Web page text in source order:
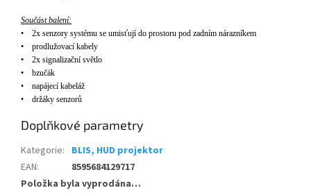
Součást balení:
• 2x senzory systému se umisťují do prostoru pod zadním nárazníkem
• prodlužovací kabely
• 2x signalizační světlo
• bzučák
• napájecí kabeláž
• držáky senzorů
Doplňkové parametry
Kategorie: BLIS, HUD projektor
EAN:
8595684129717
Položka byla vyprodána…